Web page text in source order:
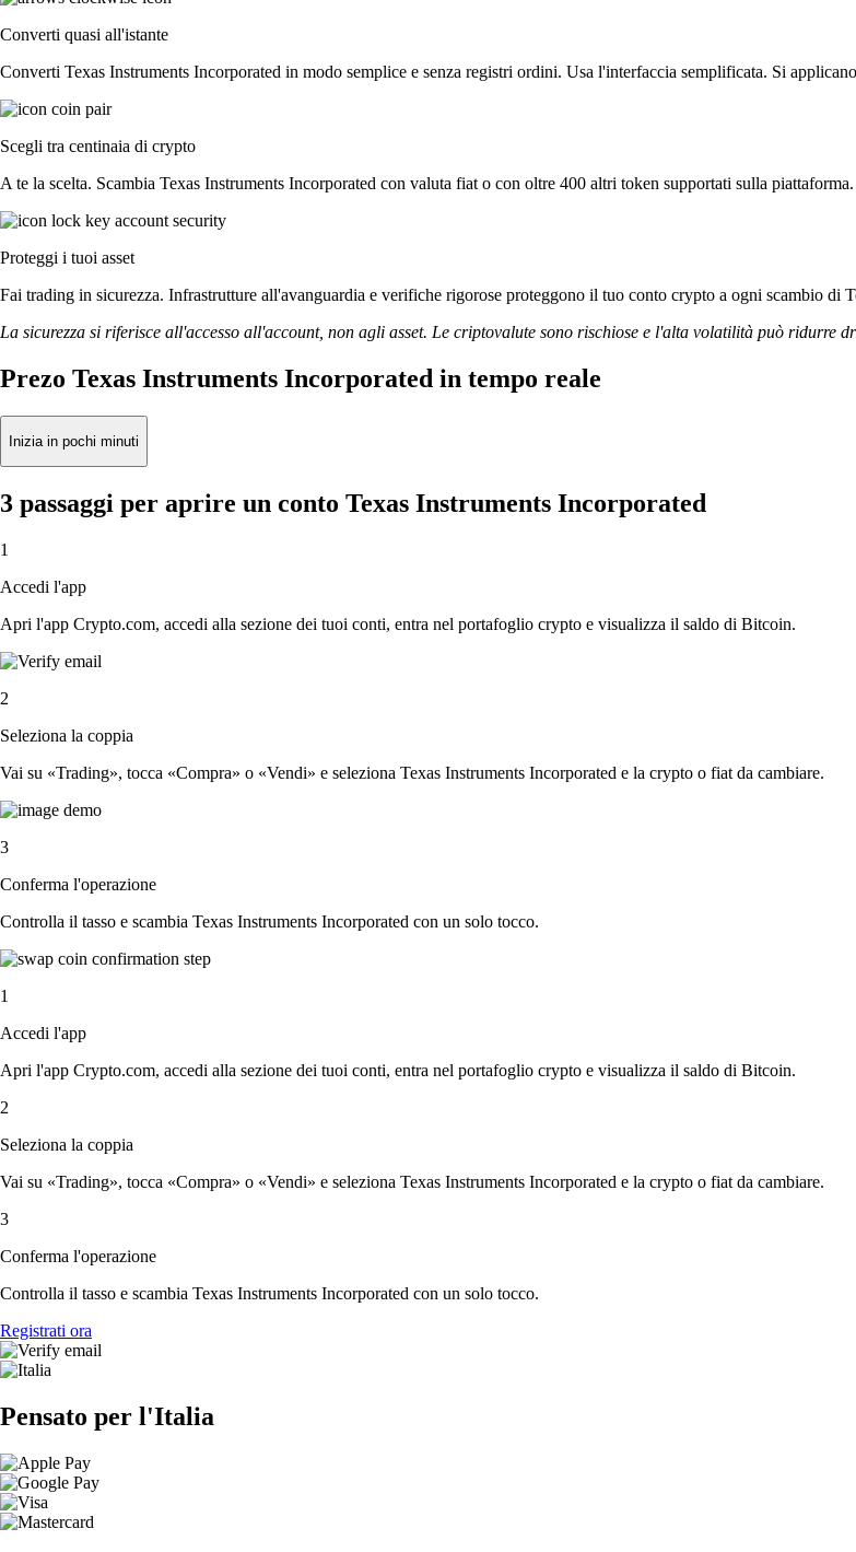
Converti quasi all'istante
Converti Texas Instruments Incorporated in modo semplice e senza registri ordini. Usa l'interfaccia semplificata. Si
Scegli tra centinaia di crypto
A te la scelta. Scambia Texas Instruments Incorporated con valuta fiat o con oltre 400 altri token supportati sulla piattaforma.
Proteggi i tuoi asset
Fai trading in sicurezza. Infrastrutture all'avanguardia e verifiche rigorose proteggono il tuo conto crypto a ogni scambio di
La sicurezza si riferisce all'accesso all'account, non agli asset. Le criptovalute sono rischiose e l'alta volatilità può ridurre
Prezo Texas Instruments Incorporated in tempo reale
Inizia in pochi minuti
3 passaggi per aprire un conto Texas Instruments Incorporated
1
Accedi l'app
Apri l'app Crypto.com, accedi alla sezione dei tuoi conti, entra nel portafoglio crypto e visualizza il saldo di Bitcoin.
2
Seleziona la coppia
Vai su «Trading», tocca «Compra» o «Vendi» e seleziona Texas Instruments Incorporated e la crypto o fiat da cambiare.
3
Conferma l'operazione
Controlla il tasso e scambia Texas Instruments Incorporated con un solo tocco.
1
Accedi l'app
Apri l'app Crypto.com, accedi alla sezione dei tuoi conti, entra nel portafoglio crypto e visualizza il saldo di Bitcoin.
2
Seleziona la coppia
Vai su «Trading», tocca «Compra» o «Vendi» e seleziona Texas Instruments Incorporated e la crypto o fiat da cambiare.
3
Conferma l'operazione
Controlla il tasso e scambia Texas Instruments Incorporated con un solo tocco.
Registrati ora
Pensato per l'Italia